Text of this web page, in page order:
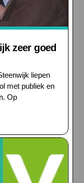
zeer goed
liepen
met publiek en
Op